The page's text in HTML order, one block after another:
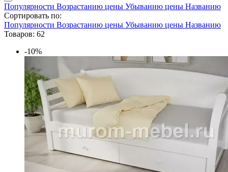
Популярности Возрастанию цены Убыванию цены Названию
Сортировать по:
Популярности Возрастанию цены Убыванию цены Названию
Товаров: 62
-10%